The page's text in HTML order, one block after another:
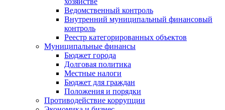
Ведомственный контроль
Внутренний муниципальный финансовый
контроль
Реестр категорированных объектов
Муниципальные финансы
Бюджет города
Долговая политика
Местные налоги
Бюджет для граждан
Положения и порядки
Противодействие коррупции